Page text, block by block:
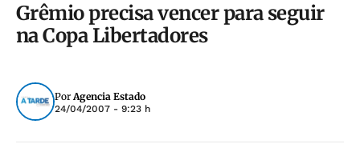
Grêmio precisa vencer para seguir
na Copa Libertadores
PorAgencia Estado
24/04/2007 - 9:23 h